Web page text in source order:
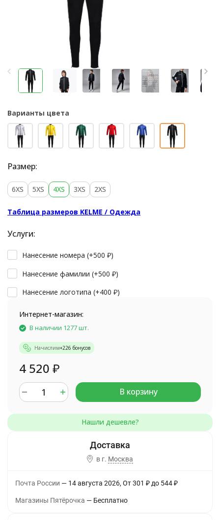
Варианты цвета
Размер:
6XS 5XS 4XS 3XS 2XS
Таблица размеров KELME / Одежда
Услуги:
Нанесение номера (+500 ₽)
Нанесение фамилии (+500 ₽)
Нанесение логотипа (+400 ₽)
Интернет-магазин:
В наличии 1277 шт.
Начислим+226 бонусов
4 520 ₽
В корзину
в г. Москва
Почта России 14 августа 2026 От 301 ₽до 544₽
Магазины Пятёрочка Бесплатно